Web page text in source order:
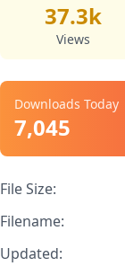
37.3k
Views
Downloads Today
7,045
File Size:
Filename:
Updated: